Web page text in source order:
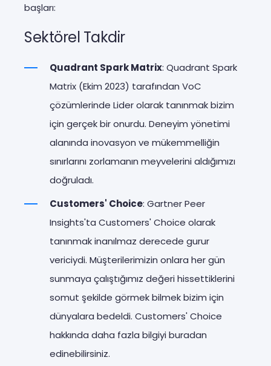
başları:
Sektörel Takdir
Quadrant Spark Matrix: Quadrant Spark
Matrix (Ekim 2023) tarafından VoC
çözümlerinde Lider olarak tanınmak bizim
için gerçek bir onurdu. Deneyim yönetimi
alanında inovasyon ve mükemmelliğin
sınırlarını zorlamanın meyvelerini aldığımızı
doğruladı.
Customers' Choice: Gartner Peer
Insights'ta Customers' Choice olarak
tanınmak inanılmaz derecede gurur
vericiydi. Müşterilerimizin onlara her gün
sunmaya çalıştığımız değeri hissettiklerini
somut şekilde görmek bilmek bizim için
dünyalara bedeldi. Customers' Choice
hakkında daha fazla bilgiyi buradan
edinebilirsiniz.